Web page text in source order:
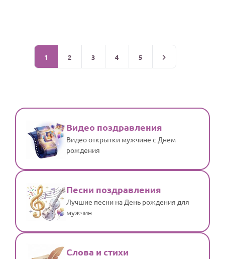
1 2 3 4 5
Видео поздравления
Видео открытки мужчине с Днем
рождения
Песни поздравления
Лучшие песни на День рождения для
мужчин
Слова и стихи